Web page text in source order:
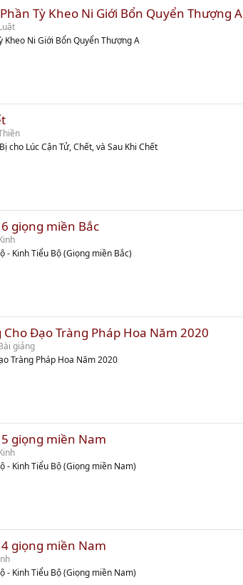
Tỳ Kheo Ni Giới Bổn Quyển Thượng A
Kheo Ni Giới Bổn Quyển Thượng A
cho Lúc Cận Tử, Chết, và Sau Khi Chết
giọng miền Bắc
- Kinh Tiểu Bộ (Giọng miền Bắc)
Đạo Tràng Pháp Hoa Năm 2020
giảng
Tràng Pháp Hoa Năm 2020
giọng miền Nam
- Kinh Tiểu Bộ (Giọng miền Nam)
giọng miền Nam
- Kinh Tiểu Bộ (Giọng miền Nam)